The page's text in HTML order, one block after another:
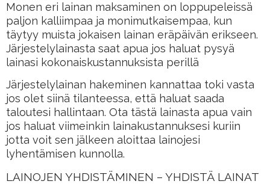
Monen eri lainan maksaminen on loppupeleissä
paljon kalliimpaa ja monimutkaisempaa, kun
täytyy muista jokaisen lainan eräpäivän erikseen.
Järjestelylainasta saat apua jos haluat pysyä
lainasi kokonaiskustannuksista perillä
Järjestelylainan hakeminen kannattaa toki vasta
jos olet siinä tilanteessa, että haluat saada
taloutesi hallintaan. Ota tästä lainasta apua vain
jos haluat viimeinkin lainakustannuksesi kuriin
jotta voit sen jälkeen aloittaa lainojesi
lyhentämisen kunnolla.
LAINOJEN YHDISTÄMINEN – YHDISTÄ LAINAT